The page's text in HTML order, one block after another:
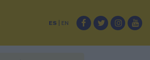
Facebook
Twitter
ES EN